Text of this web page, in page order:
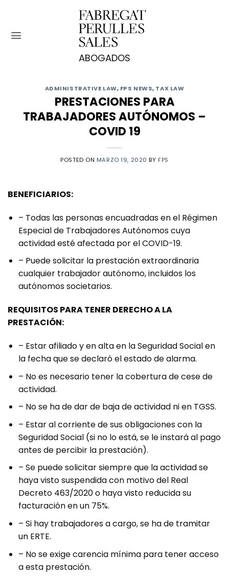
contenido
ADMINISTRATIVE LAW, FPS NEWS, TAX LAW
PRESTACIONES PARA
TRABAJADORES AUTÓNOMOS –
COVID 19
POSTED ON MARZO 19, 2020 BY FPS
BENEFICIARIOS:
– Todas las personas encuadradas en el Régimen
Especial de Trabajadores Autónomos cuya
actividad esté afectada por el COVID-19.
– Puede solicitar la prestación extraordinaria
cualquier trabajador autónomo, incluidos los
autónomos societarios.
REQUISITOS PARA TENER DERECHO A LA
PRESTACIÓN:
– Estar afiliado y en alta en la Seguridad Social en
la fecha que se declaró el estado de alarma.
– No es necesario tener la cobertura de cese de
actividad.
– No se ha de dar de baja de actividad ni en TGSS.
– Estar al corriente de sus obligaciones con la
Seguridad Social (si no lo está, se le instará al pago
antes de percibir la prestación).
– Se puede solicitar siempre que la actividad se
haya visto suspendida con motivo del Real
Decreto 463/2020 o haya visto reducida su
facturación en un 75%.
– Si hay trabajadores a cargo, se ha de tramitar
un ERTE.
– No se exige carencia mínima para tener acceso
a esta prestación.